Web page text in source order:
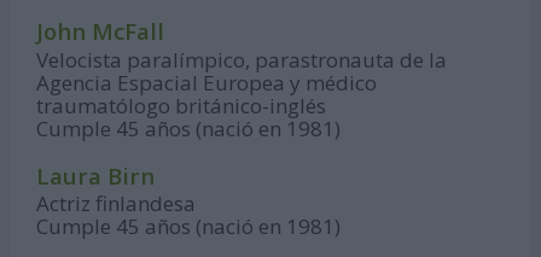
John McFall
Velocista paralímpico, parastronauta de la
Agencia Espacial Europea y médico
traumatólogo británico-inglés
Cumple 45 años (nació en 1981)
Laura Birn
Actriz finlandesa
Cumple 45 años (nació en 1981)